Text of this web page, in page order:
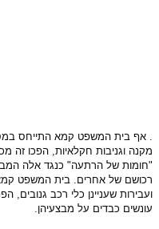
. אף בית המשפט קמא התייחס
מקנה וגניבות חקלאיות, הפכו זה
"חומות של הרתעה" כנגד אלה
רכושם של אחרים. בית המשפט קמא
ועבירות שעניינן כלי רכב גנובים,
עונשים כבדים על מבצעיהן.